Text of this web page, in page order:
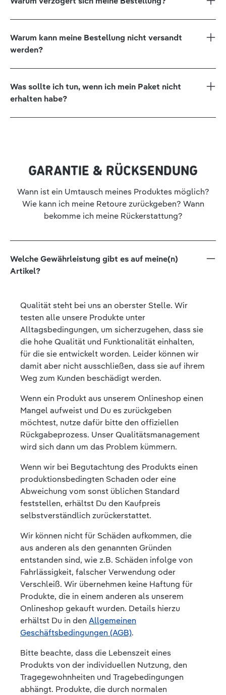
Warum kann meine Bestellung nicht versandt
werden?
Was sollte ich tun, wenn ich mein Paket nicht
erhalten habe?
GARANTIE & RÜCKSENDUNG
Wann ist ein Umtausch meines Produktes möglich?
Wie kann ich meine Retoure zurückgeben? Wann
bekomme ich meine Rückerstattung?
Welche Gewährleistung gibt es auf meine(n)
Artikel?
Qualität steht bei uns an oberster Stelle. Wir
testen alle unsere Produkte unter
Alltagsbedingungen, um sicherzugehen, dass sie
die hohe Qualität und Funktionalität einhalten,
für die sie entwickelt worden. Leider können wir
damit aber nicht ausschließen, dass sie auf ihrem
Weg zum Kunden beschädigt werden.
Wenn ein Produkt aus unserem Onlineshop einen
Mangel aufweist und Du es zurückgeben
möchtest, nutze dafür bitte den offiziellen
Rückgabeprozess. Unser Qualitätsmanagement
wird sich dann um das Problem kümmern.
Wenn wir bei Begutachtung des Produkts einen
produktionsbedingten Schaden oder eine
Abweichung vom sonst üblichen Standard
feststellen, erhältst Du den Kaufpreis
selbstverständlich zurückerstattet.
Wir können nicht für Schäden aufkommen, die
aus anderen als den genannten Gründen
entstanden sind, wie z.B. Schäden infolge von
Fahrlässigkeit, falscher Verwendung oder
Verschleiß. Wir übernehmen keine Haftung für
Produkte, die in einem anderen als unserem
Onlineshop gekauft wurden. Details hierzu
erhältst Du in den Allgemeinen
Geschäftsbedingungen (AGB).
Bitte beachte, dass die Lebenszeit eines
Produkts von der individuellen Nutzung, den
Tragegewohnheiten und Tragebedingungen
abhängt. Produkte, die durch normalen